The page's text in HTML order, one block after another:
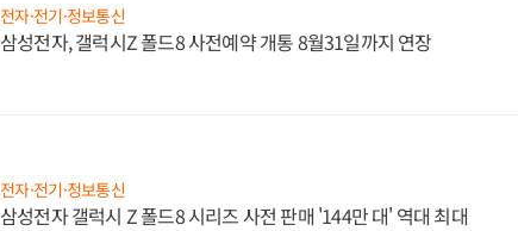
전자·전기·정보통신
삼성전자, 갤럭시Z 폴드8 사전예약 개통 8월31일까지 연장
전자·전기·정보통신
삼성전자 갤럭시 Z 폴드8 시리즈 사전 판매 '144만 대' 역대 최대